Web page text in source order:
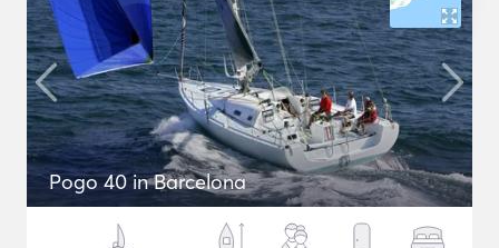
Pogo 40 in Barcelona